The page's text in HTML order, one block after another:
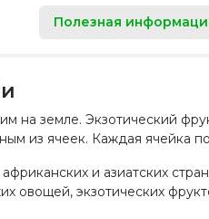
Полезная
на земле. Экзотический
из ячеек. Каждая ячейка
африканских и азиатских
овощей, экзотических